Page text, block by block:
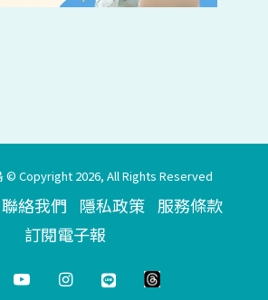
© Copyright 2026, All Rights Reserved
聯絡我們 隱私政策 服務條款
訂閱電子報